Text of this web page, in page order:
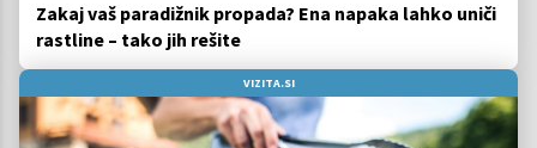
Zakaj vaš paradižnik propada? Ena napaka lahko uniči
rastline – tako jih rešite
VIZITA.SI